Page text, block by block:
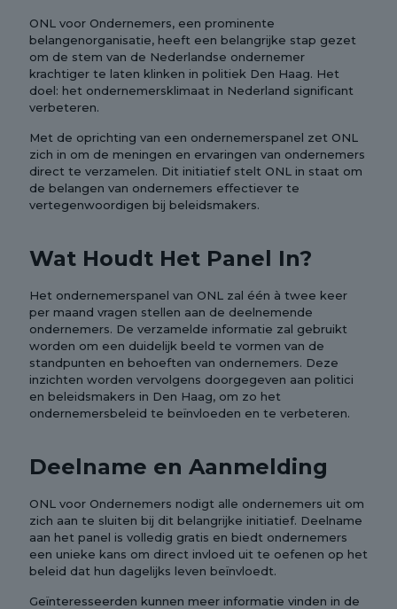
ONL voor Ondernemers, een prominente
belangenorganisatie, heeft een belangrijke stap gezet
om de stem van de Nederlandse ondernemer
krachtiger te laten klinken in politiek Den Haag. Het
doel: het ondernemersklimaat in Nederland significant
verbeteren.
Met de oprichting van een ondernemerspanel zet ONL
zich in om de meningen en ervaringen van ondernemers
direct te verzamelen. Dit initiatief stelt ONL in staat om
de belangen van ondernemers effectiever te
vertegenwoordigen bij beleidsmakers.
Wat Houdt Het Panel In?
Het ondernemerspanel van ONL zal één à twee keer
per maand vragen stellen aan de deelnemende
ondernemers. De verzamelde informatie zal gebruikt
worden om een duidelijk beeld te vormen van de
standpunten en behoeften van ondernemers. Deze
inzichten worden vervolgens doorgegeven aan politici
en beleidsmakers in Den Haag, om zo het
ondernemersbeleid te beïnvloeden en te verbeteren.
Deelname en Aanmelding
ONL voor Ondernemers nodigt alle ondernemers uit om
zich aan te sluiten bij dit belangrijke initiatief. Deelname
aan het panel is volledig gratis en biedt ondernemers
een unieke kans om direct invloed uit te oefenen op het
beleid dat hun dagelijks leven beïnvloedt.
Geïnteresseerden kunnen meer informatie vinden in de